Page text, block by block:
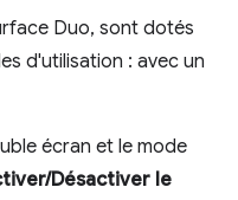
Duo, sont dotés
d'utilisation : avec un
écran et le mode
Désactiver le